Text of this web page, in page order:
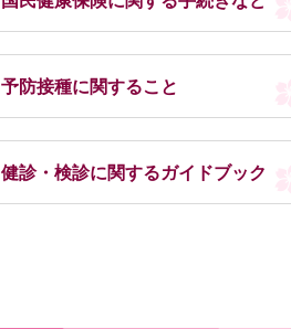
予防接種に関すること
健診・検診に関するガイドブック